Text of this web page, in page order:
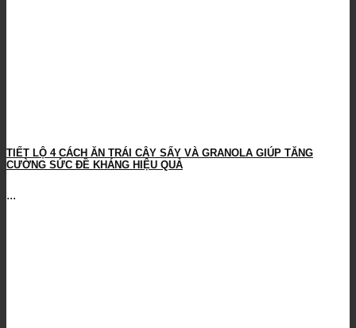
TIẾT LỘ 4 CÁCH ĂN TRÁI CÂY SẤY VÀ GRANOLA GIÚP TĂNG
CƯỜNG SỨC ĐỀ KHÁNG HIỆU QUẢ
...